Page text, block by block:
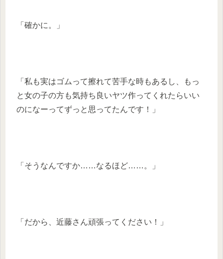
「確かに。」
「私も実はゴムって擦れて苦手な時もあるし、もっ
と女の子の方も気持ち良いヤツ作ってくれたらいい
のになーってずっと思ってたんです！」
「そうなんですか……なるほど……。」
「だから、近藤さん頑張ってください！」